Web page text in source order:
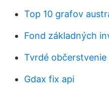
Top 10 grafov
Fond základných
Tvrdé občerstvenie
Gdax fix api